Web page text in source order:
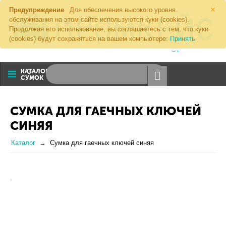
×
Предупреждение
Для обеспечения высокого уровня
обслуживания на этом сайте используются куки (cookies).
Продолжая его использование, вы соглашаетесь с тем, что куки
(cookies) будут сохраняться на вашем компьютере: Принять
8 (800) 1000 274
sales@promkeis.ru
КАТАЛОГ
СУМОК
СУМКА ДЛЯ ГАЕЧНЫХ КЛЮЧЕЙ
СИНЯЯ
Каталог Сумка для гаечных ключей синяя